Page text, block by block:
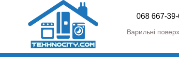
Перейти до основного контенту
068 667-
Варильні